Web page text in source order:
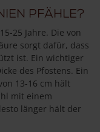
pfähle?
25 Jahre. Die von
sorgt dafür, dass
ist. Ein wichtiger
des Pfostens. Ein
13-16 cm hält
mit einem
länger hält der